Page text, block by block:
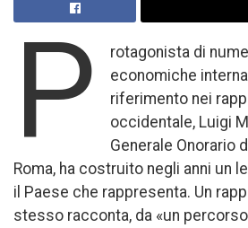
P
rotagonista di
economiche
riferimento nei
occidentale, Luigi
Generale Onorario
Roma, ha costruito negli anni un
il Paese che rappresenta. Un
stesso racconta, da «un